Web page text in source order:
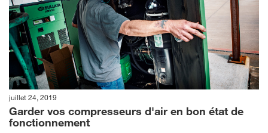
juillet 24, 2019
Garder vos compresseurs d'air en bon état de
fonctionnement